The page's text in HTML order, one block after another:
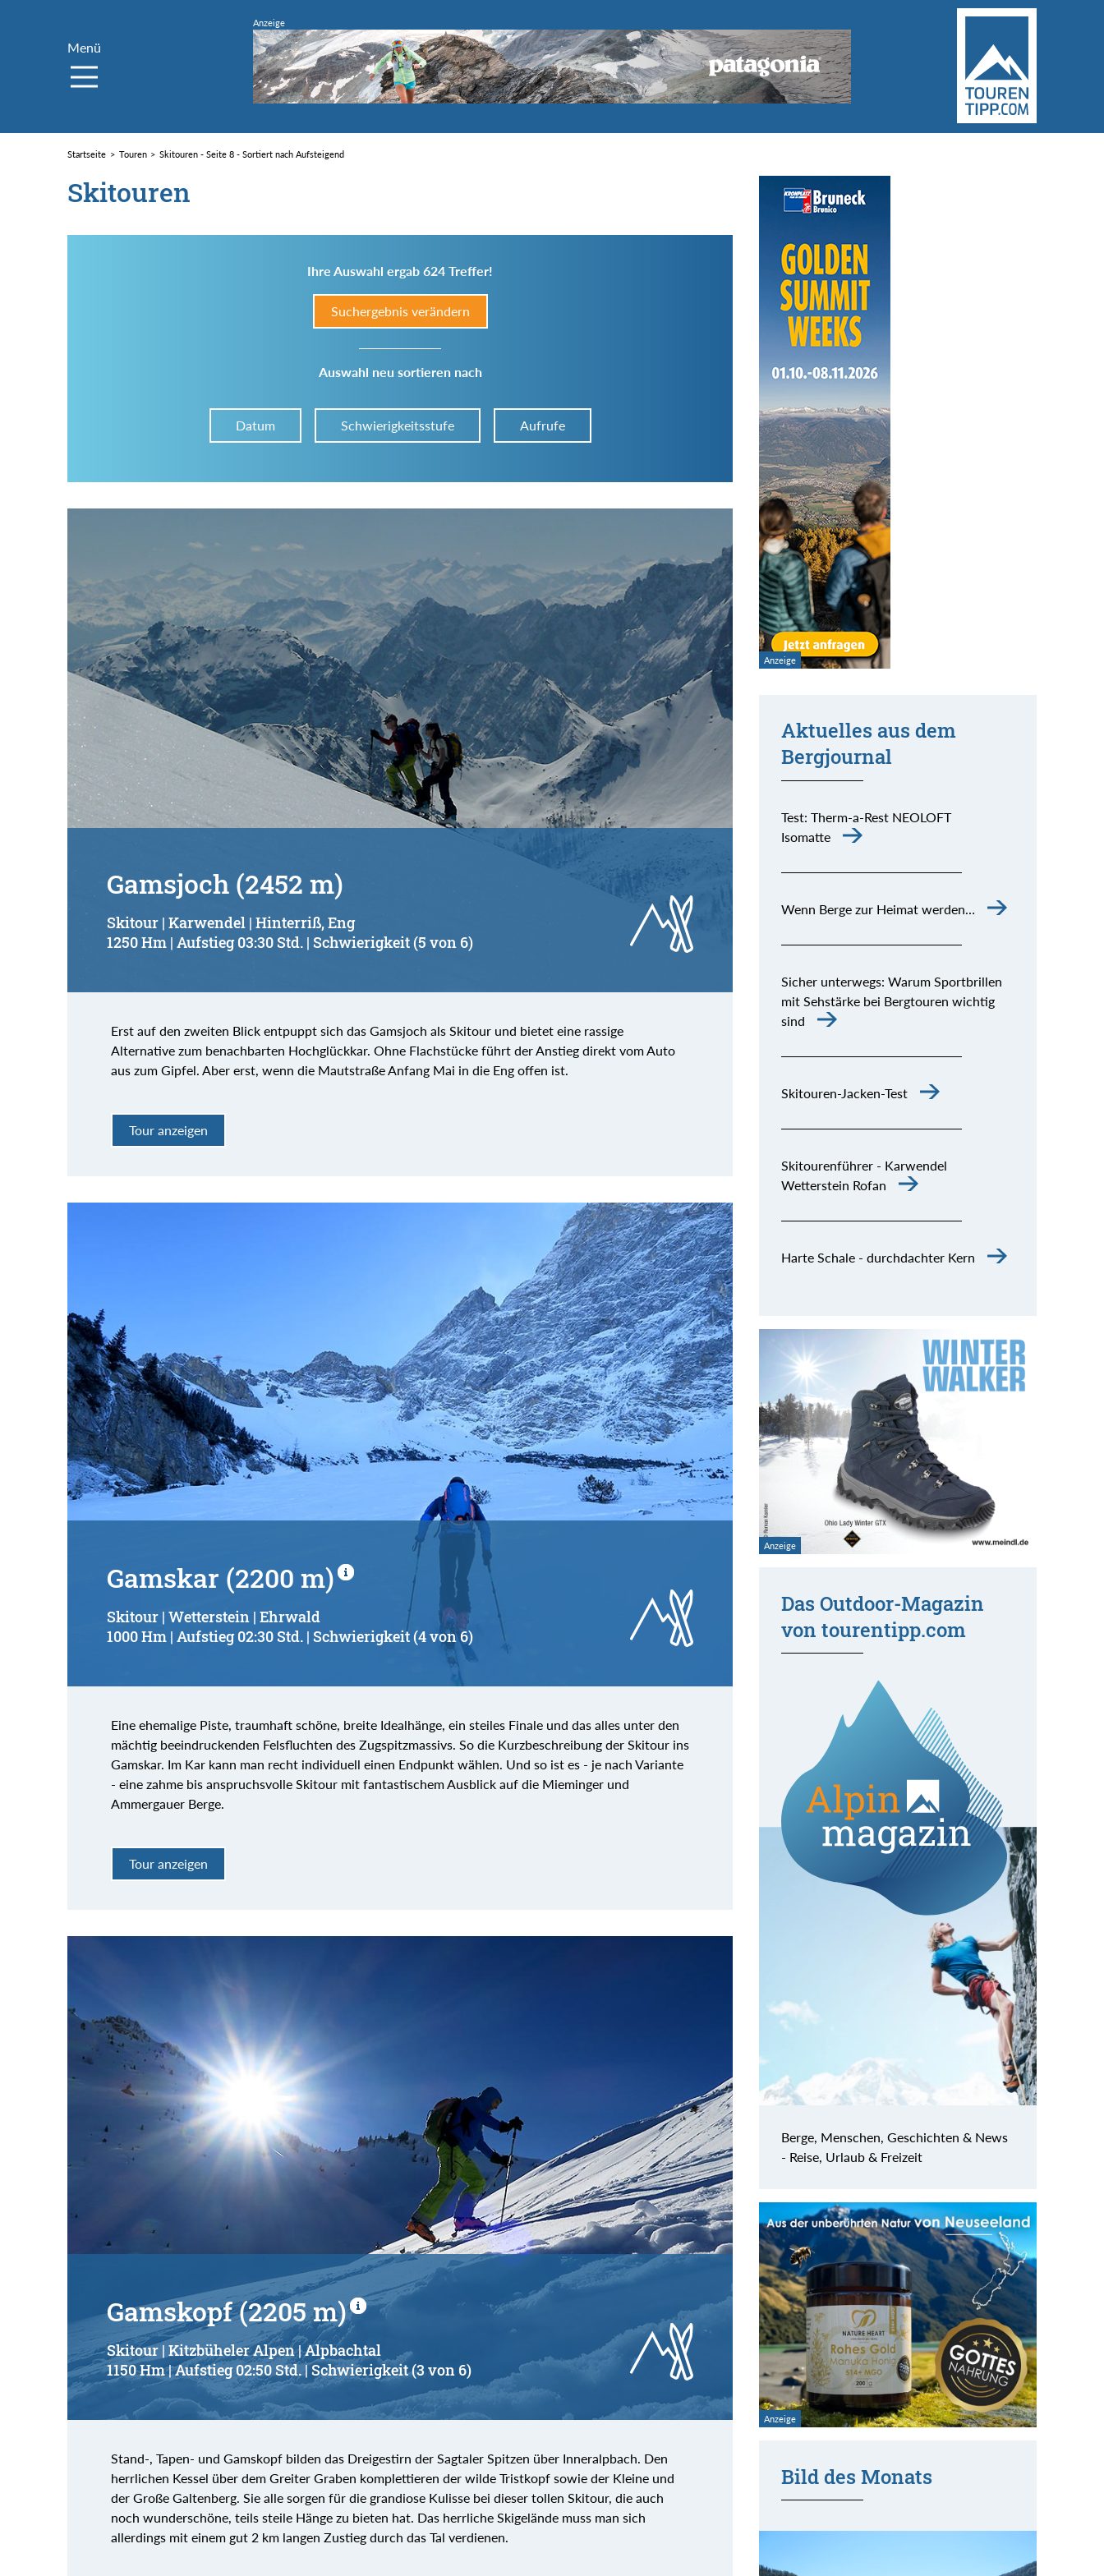
Menü
Startseite Touren Skitouren - Seite 8 - Sortiert nach Aufsteigend
Skitouren
Ihre Auswahl ergab 624 Treffer!
Suchergebnis verändern
Auswahl neu sortieren nach
Datum Schwierigkeitsstufe Aufrufe
Im Tourenarchiv suchen
Region:
Art der Tour:
Schwierigkeitsgrad:
von
Kondition (Tourdauer):
von
bis
Suchbegriff:
Gamsjoch (2452 m)
Skitour | Karwendel | Hinterriß, Eng
1250 Hm | Aufstieg 03:30 Std. | Schwierigkeit (5 von 6)
Erst auf den zweiten Blick entpuppt sich das Gamsjoch als Skitour und bietet eine rassige
Alternative zum benachbarten Hochglückkar. Ohne Flachstücke führt der Anstieg direkt vom Auto
aus zum Gipfel. Aber erst, wenn die Mautstraße Anfang Mai in die Eng offen ist.
Tour anzeigen
Gamskar (2200 m)
Skitour | Wetterstein | Ehrwald
1000 Hm | Aufstieg 02:30 Std. | Schwierigkeit (4 von 6)
Eine ehemalige Piste, traumhaft schöne, breite Idealhänge, ein steiles Finale und das alles unter den
mächtig beeindruckenden Felsfluchten des Zugspitzmassivs. So die Kurzbeschreibung der Skitour ins
Gamskar. Im Kar kann man recht individuell einen Endpunkt wählen. Und so ist es - je nach Variante
- eine zahme bis anspruchsvolle Skitour mit fantastischem Ausblick auf die Mieminger und
Ammergauer Berge.
Tour anzeigen
Gamskopf (2205 m)
Skitour | Kitzbüheler Alpen | Alpbachtal
1150 Hm | Aufstieg 02:50 Std. | Schwierigkeit (3 von 6)
Stand-, Tapen- und Gamskopf bilden das Dreigestirn der Sagtaler Spitzen über Inneralpbach. Den
herrlichen Kessel über dem Greiter Graben komplettieren der wilde Tristkopf sowie der Kleine und
der Große Galtenberg. Sie alle sorgen für die grandiose Kulisse bei dieser tollen Skitour, die auch
noch wunderschöne, teils steile Hänge zu bieten hat. Das herrliche Skigelände muss man sich
allerdings mit einem gut 2 km langen Zustieg durch das Tal verdienen.
Aktuelles aus dem
Bergjournal
Test: Therm-a-Rest NEOLOFT
Isomatte
Wenn Berge zur Heimat werden…
Sicher unterwegs: Warum Sportbrillen
mit Sehstärke bei Bergtouren wichtig
sind
Skitouren-Jacken-Test
Skitourenführer - Karwendel
Wetterstein Rofan
Harte Schale - durchdachter Kern
Das Outdoor-Magazin
von tourentipp.com
Berge, Menschen, Geschichten & News
- Reise, Urlaub & Freizeit
Bild des Monats